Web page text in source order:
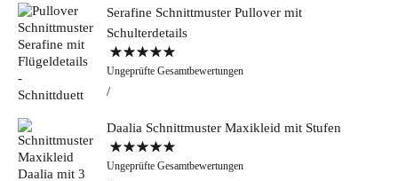
Serafine Schnittmuster Pullover mit
Schulterdetails
Bewertet mit
5.00von 5
Ungeprüfte Gesamtbewertungen
Daalia Schnittmuster Maxikleid mit Stufen
Bewertet mit
5.00von 5
Ungeprüfte Gesamtbewertungen